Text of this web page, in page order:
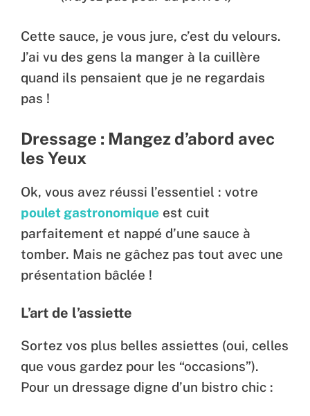
Cette sauce, je vous jure, c’est du velours.
J’ai vu des gens la manger à la cuillère
quand ils pensaient que je ne regardais
pas !
Dressage : Mangez d’abord avec
les Yeux
Ok, vous avez réussi l’essentiel : votre
poulet gastronomique est cuit
parfaitement et nappé d’une sauce à
tomber. Mais ne gâchez pas tout avec une
présentation bâclée !
L’art de l’assiette
Sortez vos plus belles assiettes (oui, celles
que vous gardez pour les “occasions”).
Pour un dressage digne d’un bistro chic :